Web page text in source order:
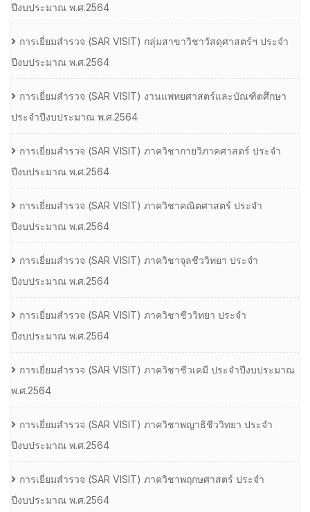
ปีงบประมาณ พ.ศ.2564
การเยี่ยมสํารวจ (SAR VISIT) กลุ่มสาขาวิชาวัสดุศาสตร์ฯ ประจํา
ปีงบประมาณ พ.ศ.2564
การเยี่ยมสํารวจ (SAR VISIT) งานแพทยศาสตร์และบัณฑิตศึกษา
ประจําปีงบประมาณ พ.ศ.2564
การเยี่ยมสํารวจ (SAR VISIT) ภาควิชากายวิภาคศาสตร์ ประจํา
ปีงบประมาณ พ.ศ.2564
การเยี่ยมสํารวจ (SAR VISIT) ภาควิชาคณิตศาสตร์ ประจํา
ปีงบประมาณ พ.ศ.2564
การเยี่ยมสํารวจ (SAR VISIT) ภาควิชาจุลชีววิทยา ประจํา
ปีงบประมาณ พ.ศ.2564
การเยี่ยมสํารวจ (SAR VISIT) ภาควิชาชีววิทยา ประจํา
ปีงบประมาณ พ.ศ.2564
การเยี่ยมสํารวจ (SAR VISIT) ภาควิชาชีวเคมี ประจําปีงบประมาณ
พ.ศ.2564
การเยี่ยมสํารวจ (SAR VISIT) ภาควิชาพญาธิชีววิทยา ประจํา
ปีงบประมาณ พ.ศ.2564
การเยี่ยมสํารวจ (SAR VISIT) ภาควิชาพฤกษศาสตร์ ประจํา
ปีงบประมาณ พ.ศ.2564